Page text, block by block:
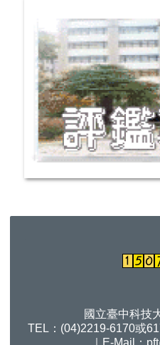
國立臺中科技
TEL：(04)2219-6170或
｜E-Mail：